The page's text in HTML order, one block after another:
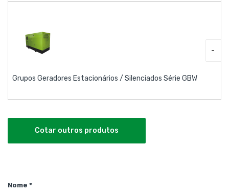
Grupos Geradores Estacionários / Silenciados Série GBW
-
Cotar outros produtos
Nome *